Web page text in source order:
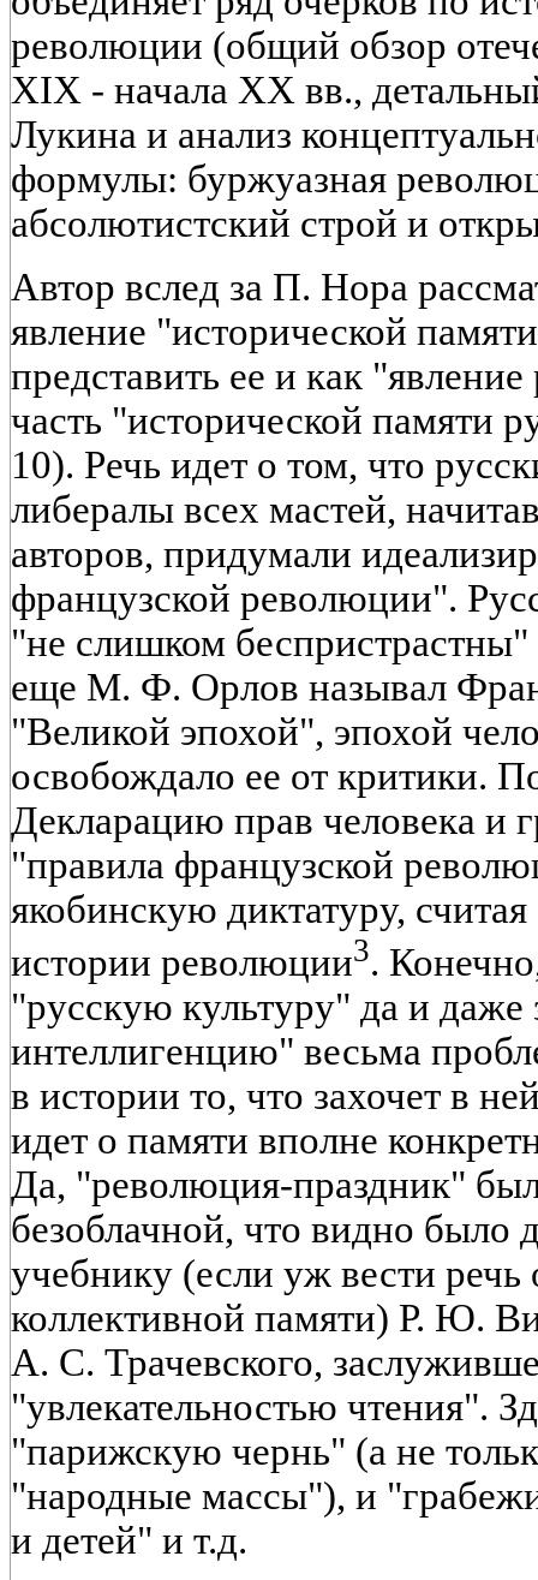
революции (общий обзор
XIX - начала XX вв.,
Лукина и анализ
формулы: буржуазная
абсолютистский строй и
Автор вслед за П. Нора
явление "исторической
представить ее и как
часть "исторической памяти
10). Речь идет о том, что
либералы всех мастей,
авторов, придумали
французской революции".
"не слишком
еще М. Ф. Орлов называл
"Великой эпохой", эпохой
освобождало ее от критики.
Декларацию прав человека и
"правила французской
якобинскую диктатуру,
истории революции3.
"русскую культуру" да и
интеллигенцию" весьма
в истории то, что захочет в
идет о памяти вполне
Да, "революция-праздник"
безоблачной, что видно было
учебнику (если уж вести
коллективной памяти) Р. Ю.
А. С. Трачевского,
"увлекательностью чтения".
"парижскую чернь" (а не
"народные массы"), и
и детей" и т.д.